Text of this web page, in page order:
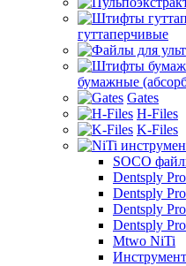
гуттаперчивые
бумажные
Gates
H-Files
K-Files
SOCO
Dentsply
Dentsply
Dentsply
Dentsply
Mtwo NiTi